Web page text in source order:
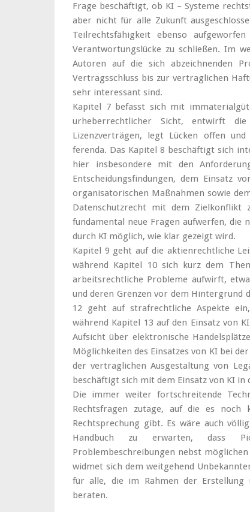
Frage beschäftigt, ob KI – Systeme
aber nicht für alle Zukunft
Teilrechtsfähigkeit ebenso
Verantwortungslücke zu schließen. Im
Autoren auf die sich abzeichnenden
Vertragsschluss bis zur vertraglichen
sehr interessant sind.
Kapitel 7 befasst sich mit
urheberrechtlicher Sicht, entwirft
Lizenzverträgen, legt Lücken offen
ferenda. Das Kapitel 8 beschäftigt sich
hier insbesondere mit den
Entscheidungsfindungen, dem Einsatz
organisatorischen Maßnahmen sowie
Datenschutzrecht mit dem Zielkonflikt
fundamental neue Fragen aufwerfen, die
durch KI möglich, wie klar gezeigt wird.
Kapitel 9 geht auf die aktienrechtliche
während Kapitel 10 sich kurz dem
arbeitsrechtliche Probleme aufwirft,
und deren Grenzen vor dem Hintergrund
12 geht auf strafrechtliche Aspekte
während Kapitel 13 auf den Einsatz von
Aufsicht über elektronische
Möglichkeiten des Einsatzes von KI bei
der vertraglichen Ausgestaltung von
beschäftigt sich mit dem Einsatz von KI
Die immer weiter fortschreitende
Rechtsfragen zutage, auf die es noch
Rechtsprechung gibt. Es wäre auch
Handbuch zu erwarten, dass
Problembeschreibungen nebst
widmet sich dem weitgehend
für alle, die im Rahmen der Erstellung
beraten.